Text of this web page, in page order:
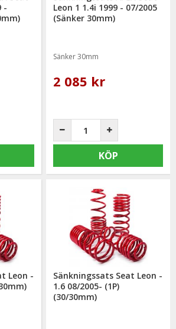
-
Leon 1 1.4i 1999 - 07/2005
(Sänker 30mm)
Sänker 30mm
2 085 kr
KÖP
Leon -
Sänkningssats Seat Leon -
1.6 08/2005- (1P)
(30/30mm)